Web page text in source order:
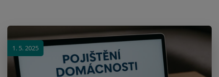
1. 5. 2025